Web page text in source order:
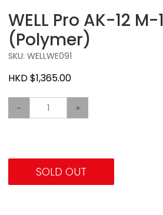
WELL Pro AK-12 M-
(Polymer)
SKU: WELLWE091
HKD $1,365.00
- +
SOLD OUT